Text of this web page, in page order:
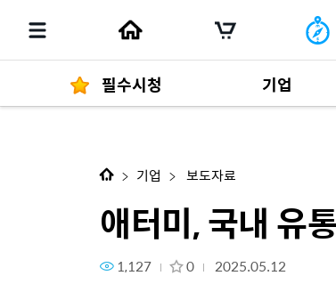
필수시청 기업
경영자 메세지
애터미, 국내 유통기
다음 콘텐츠
기업 보도자료
애터미, 국내 유
1,127 0 2025.05.12